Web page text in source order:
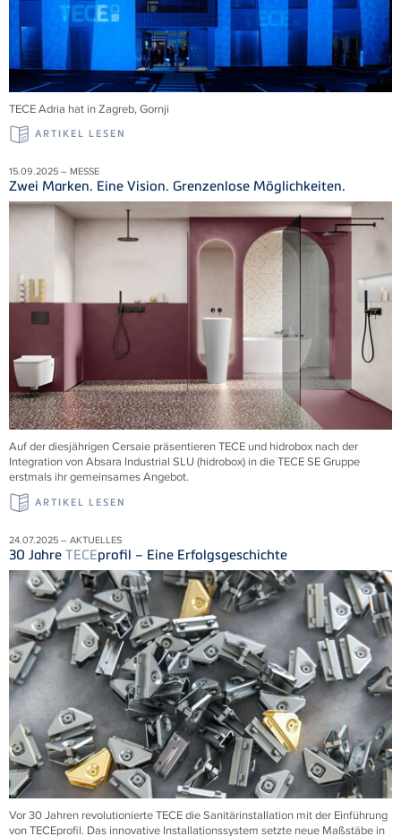
TECEAdria hat in Zagreb,Gornji
ARTIKEL LESEN
15.09.2025 – MESSE
Zwei Marken. Eine Vision. Grenzenlose Möglichkeiten.
Auf der diesjährigen Cersaie präsentieren TECE und hidrobox nach der
Integration von Absara Industrial SLU (hidrobox) in die TECE SE Gruppe
erstmals ihr gemeinsames Angebot.
ARTIKEL LESEN
24.07.2025 – AKTUELLES
30 Jahre TECEprofil – Eine Erfolgsgeschichte
Vor 30 Jahren revolutionierteTECEdie Sanitärinstallation mit der Einführung
vonTECEprofil. Das innovative Installationssystem setzte neue Maßstäbe in